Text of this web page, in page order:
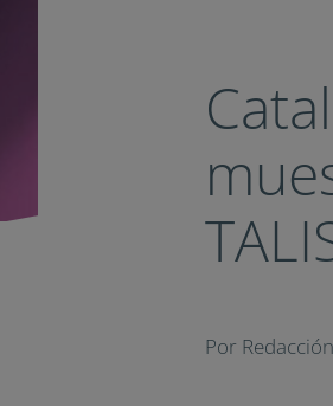
Por Redacción